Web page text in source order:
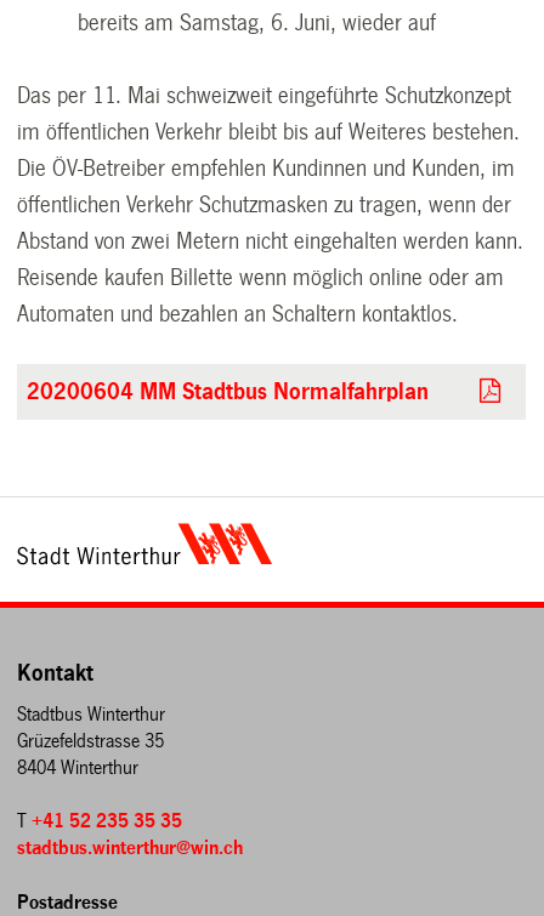
bereits am Samstag, 6. Juni, wieder auf
Das per 11. Mai schweizweit eingeführte Schutzkonzept
im öffentlichen Verkehr bleibt bis auf Weiteres bestehen.
Die ÖV-Betreiber empfehlen Kundinnen und Kunden, im
öffentlichen Verkehr Schutzmasken zu tragen, wenn der
Abstand von zwei Metern nicht eingehalten werden kann.
Reisende kaufen Billette wenn möglich online oder am
Automaten und bezahlen an Schaltern kontaktlos.
20200604 MM Stadtbus Normalfahrplan
Kontakt
Stadtbus Winterthur
Grüzefeldstrasse 35
8404 Winterthur
T+41 52 235 35 35
stadtbus.winterthur@win.ch
Postadresse